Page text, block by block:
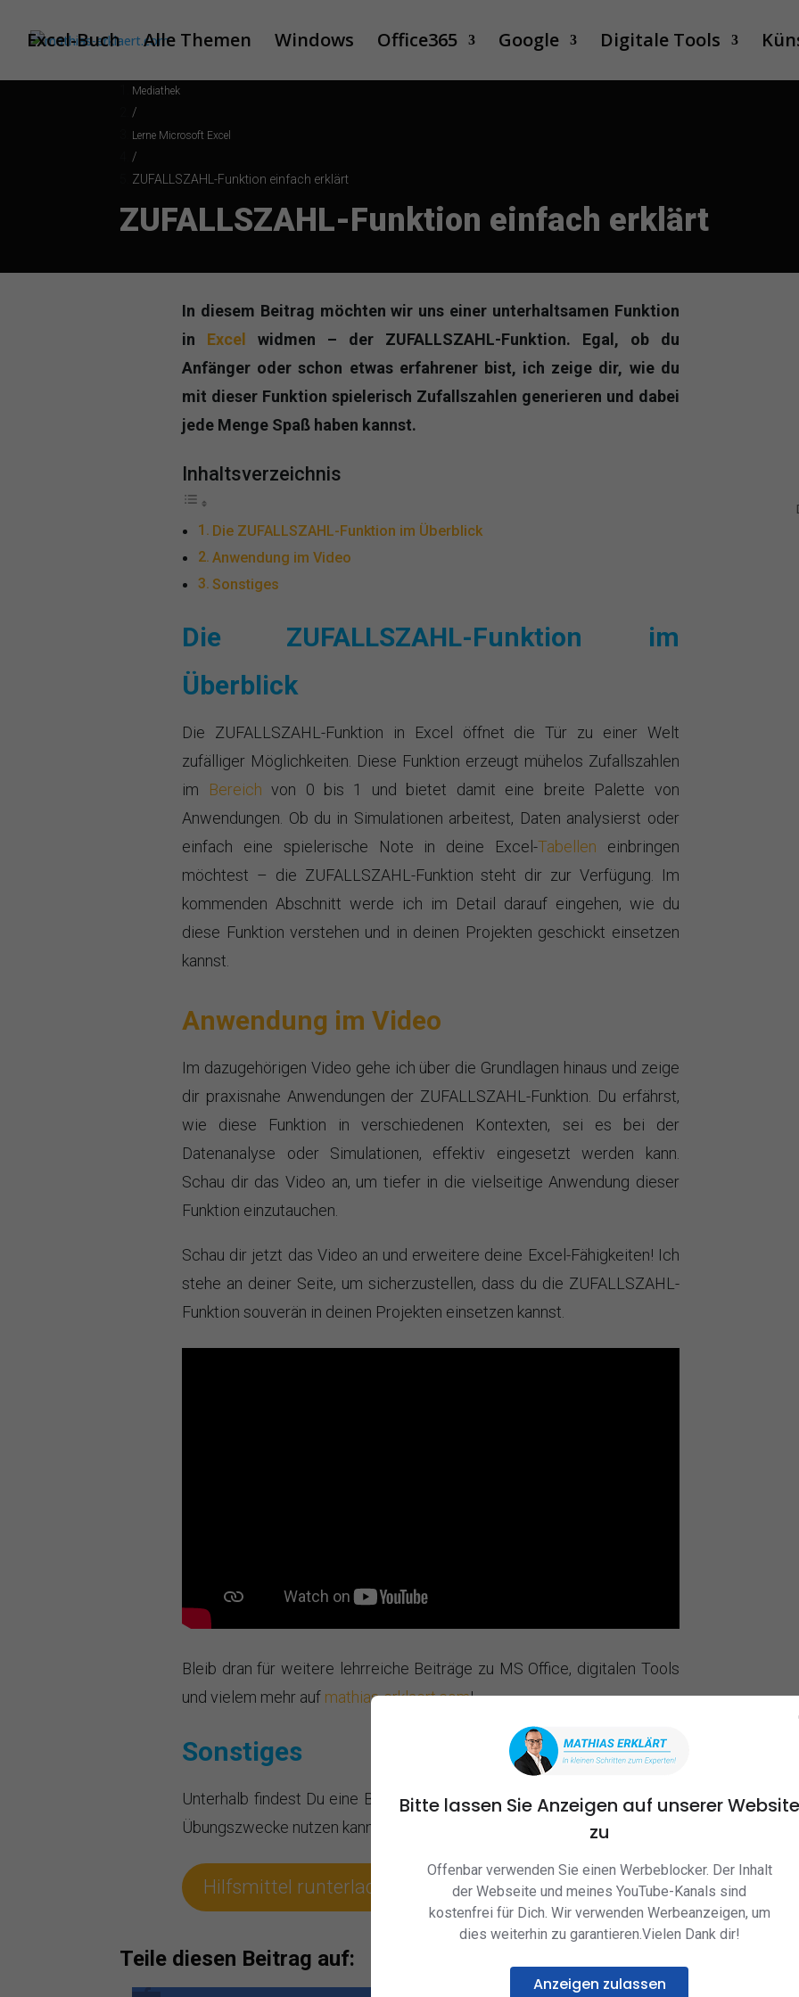
Excel-Buch Alle Themen Windows Office365 Google Digitale Tools
Mediathek
/
Lerne Microsoft Excel
/
ZUFALLSZAHL-Funktion einfach erklärt
ZUFALLSZAHL-Funktion einfach erklärt
In diesem Beitrag möchten wir uns einer unterhaltsamen Funktion
in Excel widmen – der ZUFALLSZAHL-Funktion. Egal, ob du
Anfänger oder schon etwas erfahrener bist, ich zeige dir, wie du
mit dieser Funktion spielerisch Zufallszahlen generieren und dabei
jede Menge Spaß haben kannst.
Inhaltsverzeichnis
Die ZUFALLSZAHL-Funktion im Überblick
Anwendung im Video
Sonstiges
Die ZUFALLSZAHL-Funktion im
Überblick
Die ZUFALLSZAHL-Funktion in Excel öffnet die Tür zu einer Welt
zufälliger Möglichkeiten. Diese Funktion erzeugt mühelos Zufallszahlen
im
Bereich von 0 bis 1 und bietet damit eine breite Palette von
Anwendungen. Ob du in Simulationen arbeitest, Daten analysierst oder
einfach eine spielerische Note in deine Excel-Tabellen einbringen
möchtest – die ZUFALLSZAHL-Funktion steht dir zur Verfügung. Im
kommenden Abschnitt werde ich im Detail darauf eingehen, wie du
diese Funktion verstehen und in deinen Projekten geschickt einsetzen
kannst.
Anwendung im Video
Im dazugehörigen Video gehe ich über die Grundlagen hinaus und zeige
dir praxisnahe Anwendungen der ZUFALLSZAHL-Funktion. Du erfährst,
wie diese Funktion in verschiedenen Kontexten, sei es bei der
Datenanalyse oder Simulationen, effektiv eingesetzt werden kann.
Schau dir das Video an, um tiefer in die vielseitige Anwendung dieser
Funktion einzutauchen.
Schau dir jetzt das Video an und erweitere deine Excel-Fähigkeiten! Ich
stehe an deiner Seite, um sicherzustellen, dass du die ZUFALLSZAHL-
Funktion souverän in deinen Projekten einsetzen kannst.
Bleib dran für weitere lehrreiche Beiträge zu MS Office, digitalen Tools
und vielem mehr auf mathias-erklaert.com!
Sonstiges
Unterhalb findest Du eine Beispielstarbeitsmappe, welche Du für Deine
Übungszwecke nutzen kannst:
Hilfsmittel runterladen
Teile diesen Beitrag auf:
Bitte lassen Sie Anzeigen auf unserer Website
zu
Offenbar verwenden Sie einen Werbeblocker. Der Inhalt
der Webseite und meines YouTube-Kanals sind
kostenfrei für Dich. Wir verwenden Werbeanzeigen, um
dies weiterhin zu garantieren.Vielen Dank dir!
Anzeigen zulassen